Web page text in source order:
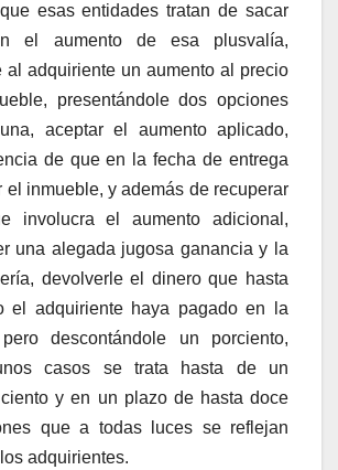
esas entidades tratan de sacar
el aumento de esa plusvalía,
al adquiriente un aumento al precio
presentándole dos opciones
aceptar el aumento aplicado,
de que en la fecha de entrega
el inmueble, y además de recuperar
involucra el aumento adicional,
una alegada jugosa ganancia y la
devolverle el dinero que hasta
el adquiriente haya pagado en la
pero descontándole un porciento,
casos se trata hasta de un
y en un plazo de hasta doce
que a todas luces se reflejan
adquirientes.